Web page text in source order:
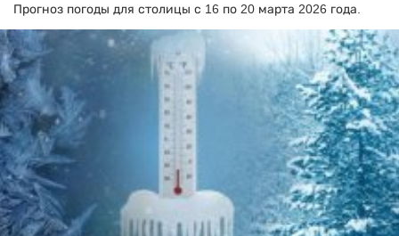
Прогноз погоды для столицы с 16 по 20 марта 2026 года.